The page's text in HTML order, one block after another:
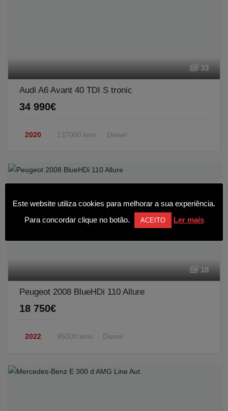
33
Audi A6 Avant 40 TDI S tronic
34 990€
2020 137000 kms Diesel
18
Peugeot 2008 BlueHDi 110 Allure
18 750€
2022 95000 kms Diesel
Este website utiliza cookies para melhorar a sua experiência.
Para concordar clique no botão.
ACEITO Ler mais